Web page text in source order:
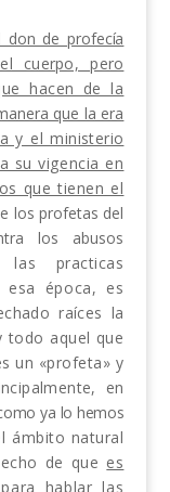
don de profecía
cuerpo, pero
hacen de la
que la era
y el ministerio
su vigencia en
que tienen el
los profetas del
los abusos
practicas
esa época, es
raíces la
todo aquel que
un «profeta» y
cipalmente, en
ya lo hemos
ámbito natural
de que es
para hablar las